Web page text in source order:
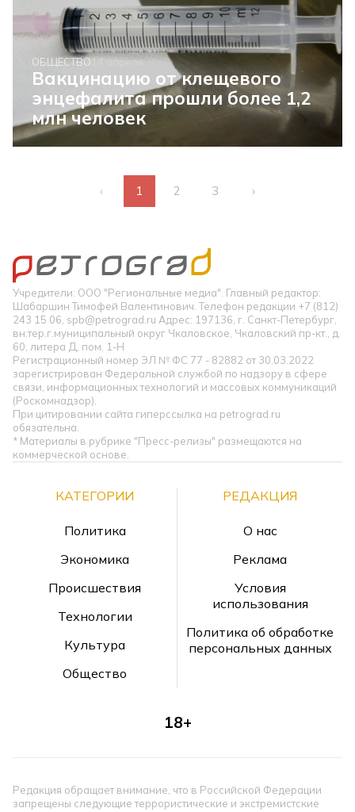
ОБЩЕСТВО14 апреля
Вакцинацию от клещевого
энцефалита прошли более 1,2
млн человек
‹ 1 2 3 ›
Учредители: ООО "Региональные медиа". Главный редактор:
Шабаршин Тимофей Валентинович. Телефон редакции +7 (812)
243 15 06, spb@petrograd.ru Адрес: 197136, г. Санкт-Петербург,
вн.тер.г.муниципальный округ Чкаловское, Чкаловский пр-кт., д.
60, литера Д, пом. 1-Н
Регистрационный номер ЭЛ № ФС 77 - 82882 от 30.03.2022
зарегистрирован Федеральной службой по надзору в сфере
связи, информационных технологий и массовых коммуникаций
(Роскомнадзор).
При цитировании сайта гиперссылка на petrograd.ru
обязательна.
* Материалы в рубрике "Пресс-релизы" размещаются на
коммерческой основе.
КАТЕГОРИИ
Политика
Экономика
Происшествия
Технологии
Культура
Общество
РЕДАКЦИЯ
О нас
Реклама
Условия
использования
Политика об обработке
персональных данных
18+
Редакция обращает внимание, что в Российской Федерации
запрещены следующие террористические и экстремистские